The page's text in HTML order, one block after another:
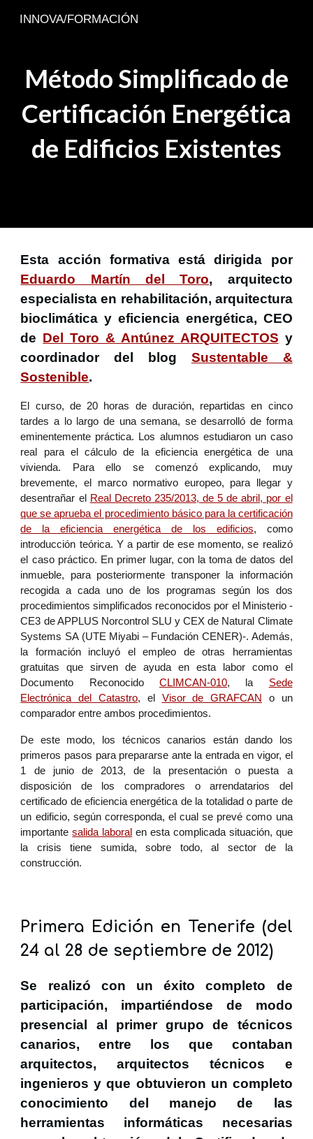
Skip to main content
INNOVA/FORMACIÓN
Método Simplificado de
Certificación Energética
de Edificios Existentes
Esta acción formativa está dirigida por
Eduardo Martín del Toro, arquitecto
especialista en rehabilitación, arquitectura
bioclimática y eficiencia energética, CEO
de Del Toro & Antúnez ARQUITECTOS y
coordinador del blog Sustentable &
Sostenible.
El curso, de 20 horas de duración, repartidas en cinco
tardes a lo largo de una semana, se desarrolló de forma
eminentemente práctica. Los alumnos estudiaron un caso
real para el cálculo de la eficiencia energética de una
vivienda. Para ello se comenzó explicando, muy
brevemente, el marco normativo europeo, para llegar y
desentrañar el
Real Decreto 235/2013, de 5 de abril, por el
que se aprueba el procedimiento básico para la certificación
de la eficiencia energética de los edificios, como
introducción teórica. Y a partir de ese momento, se realizó
el caso práctico. En primer lugar, con la toma de datos del
inmueble, para posteriormente transponer la información
recogida a cada uno de los programas según los dos
procedimientos simplificados reconocidos por el Ministerio -
CE3 de APPLUS Norcontrol SLU y CEX de Natural Climate
Systems SA (UTE Miyabi – Fundación CENER)-. Además,
la formación incluyó el empleo de otras herramientas
gratuitas que sirven de ayuda en esta labor como el
Documento Reconocido
CLIMCAN-010, la
Sede
Electrónica del Catastro, el Visor de GRAFCAN
o un
comparador entre ambos procedimientos.
De este modo, los técnicos canarios están dando los
primeros pasos para prepararse ante la entrada en vigor, el
1 de junio de 2013, de la presentación o puesta a
disposición de los compradores o arrendatarios del
certificado de eficiencia energética de la totalidad o parte de
un edificio, según corresponda, el cual se prevé como una
importante salida laboral en esta complicada situación, que
la crisis tiene sumida, sobre todo, al sector de la
construcción.
Primera Edición en Tenerife (del
24 al 28 de septiembre de 2012)
Se realizó con un éxito completo de
participación, impartiéndose de modo
presencial al primer grupo de técnicos
canarios, entre los que contaban
arquitectos, arquitectos técnicos e
ingenieros y que obtuvieron un completo
conocimiento del manejo de las
herramientas informáticas necesarias